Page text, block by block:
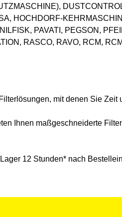
HOCHDORF-
PAVATI, PEGSON,
RASCO, RAVO, RCM, RCM
mit denen Sie Zeit
Ihnen maßgeschneiderte
12 Stunden* nach